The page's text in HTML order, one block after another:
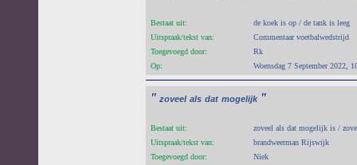
Bestaat uit:
de koek is op / de tank is leeg
Uitspraak/tekst van:
Commentaar voetbalwedstrijd
Toegevoegd door:
Rk
Op:
Woensdag 7 September 2022,
" zoveel als dat mogelijk "
Bestaat uit:
zoveel als dat mogelijk is /
Uitspraak/tekst van:
brandweerman Rijswijk
Toegevoegd door:
Niek